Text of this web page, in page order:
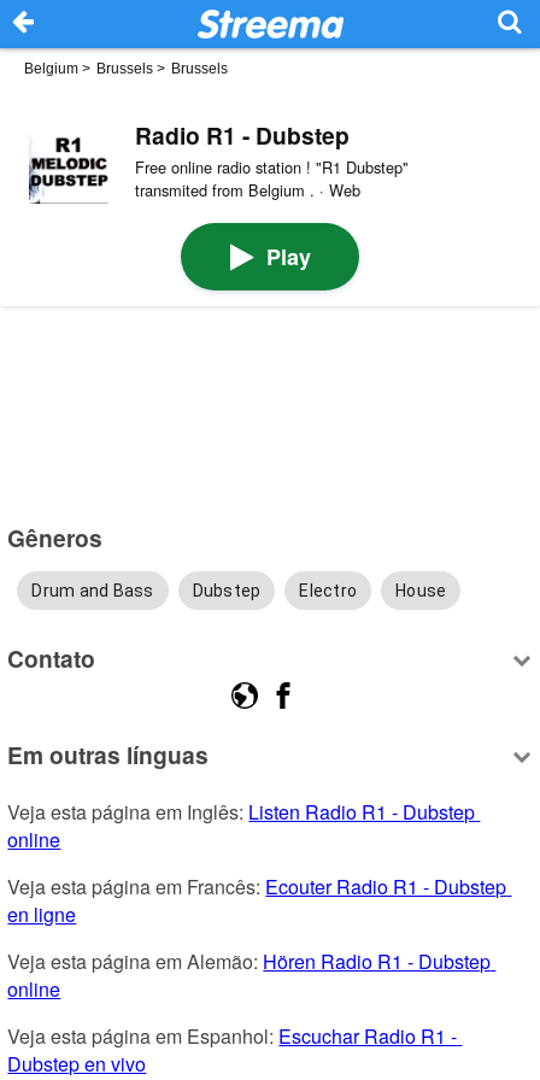
Belgium > Brussels > Brussels
Radio R1 - Dubstep
Free online radio station ! "R1 Dubstep"
transmited from Belgium . · Web
Play
Gêneros
Drum and Bass Dubstep Electro House
Contato
Em outras línguas
Veja esta página em Inglês: Listen Radio R1 - Dubstep
online
Veja esta página em Francês: Ecouter Radio R1 - Dubstep
en ligne
Veja esta página em Alemão: Hören Radio R1 - Dubstep
online
Veja esta página em Espanhol: Escuchar Radio R1 -
Dubstep en vivo